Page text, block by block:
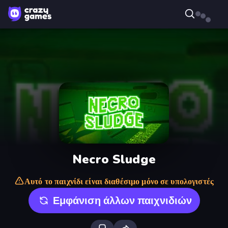
Necro Sludge
Αυτό το παιχνίδι είναι διαθέσιμο μόνο σε υπολογιστές
Εμφάνιση άλλων παιχνιδιών